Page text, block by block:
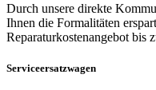
Durch unsere direkte
Ihnen die Formalitäten
Reparaturkostenangebot bis
Serviceersatzwagen